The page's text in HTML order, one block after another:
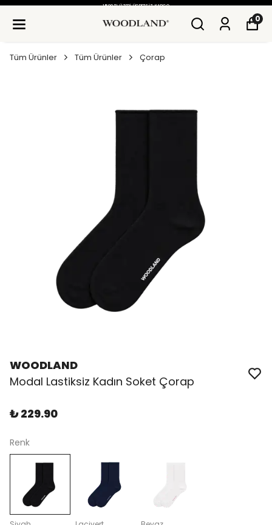
1500 TL ÜZERI ÜCRETSIZ KARGO
0
Tüm Ürünler Tüm Ürünler Çorap
WOODLAND
Modal Lastiksiz Kadın Soket Çorap
₺ 229.90
Renk